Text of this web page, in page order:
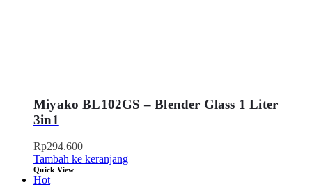
Miyako BL102GS – Blender Glass 1 Liter
3in1
Rp294.600
Tambah ke keranjang
Quick View
Hot